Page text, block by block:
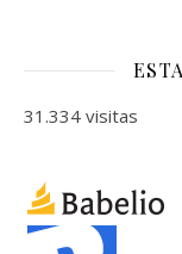
31.334 visitas